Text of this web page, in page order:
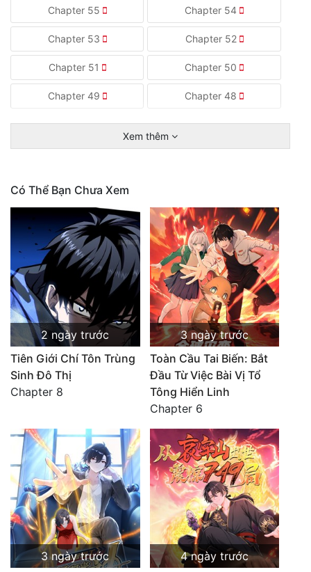
Chapter 55 Chapter 54
Chapter 53 Chapter 52
Chapter 51 Chapter 50
Chapter 49 Chapter 48
Xem thêm
Có Thể Bạn Chưa Xem
2 ngày trước
Tiên Giới Chí Tôn Trùng
Sinh Đô Thị
Chapter 8
3 ngày trước
Toàn Cầu Tai Biến: Bắt
Đầu Từ Việc Bài Vị Tổ
Tông Hiển Linh
Chapter 6
3 ngày trước
4 ngày trước